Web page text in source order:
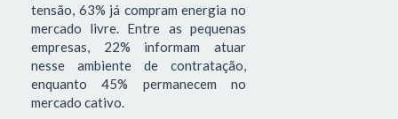
tensão, 63% já compram energia no
mercado livre. Entre as pequenas
empresas, 22% informam atuar
nesse ambiente de contratação,
enquanto 45% permanecem no
mercado cativo.